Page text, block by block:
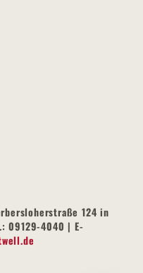
124 in
09129-4040 | E-